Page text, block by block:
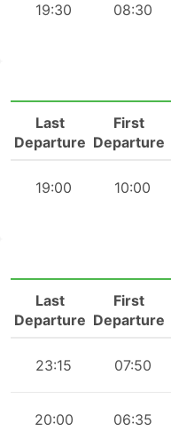
08:30
19:30
First
Departure
Last
Departure
10:00
19:00
First
Departure
Last
Departure
07:50
23:15
06:35
20:00